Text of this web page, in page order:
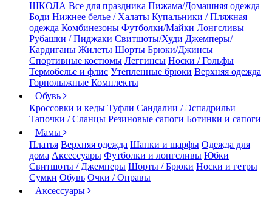
ШКОЛА Все для праздника Пижама/Домашняя одежда
Боди Нижнее белье / Халаты Купальники / Пляжная
одежда Комбинезоны Футболки/Майки Лонгсливы
Рубашки / Пиджаки Свитшоты/Худи Джемперы/
Кардиганы Жилеты Шорты Брюки/Джинсы
Спортивные костюмы Леггинсы Носки / Гольфы
Термобелье и флис Утепленные брюки Верхняя одежда
Горнолыжные Комплекты
Обувь
Кроссовки и кеды Туфли Сандалии / Эспадрильи
Тапочки / Сланцы Резиновые сапоги Ботинки и сапоги
Мамы
Платья Верхняя одежда Шапки и шарфы Одежда для
дома Аксессуары Футболки и лонгсливы Юбки
Свитшоты / Джемперы Шорты / Брюки Носки и гетры
Сумки Обувь Очки / Оправы
Аксессуары